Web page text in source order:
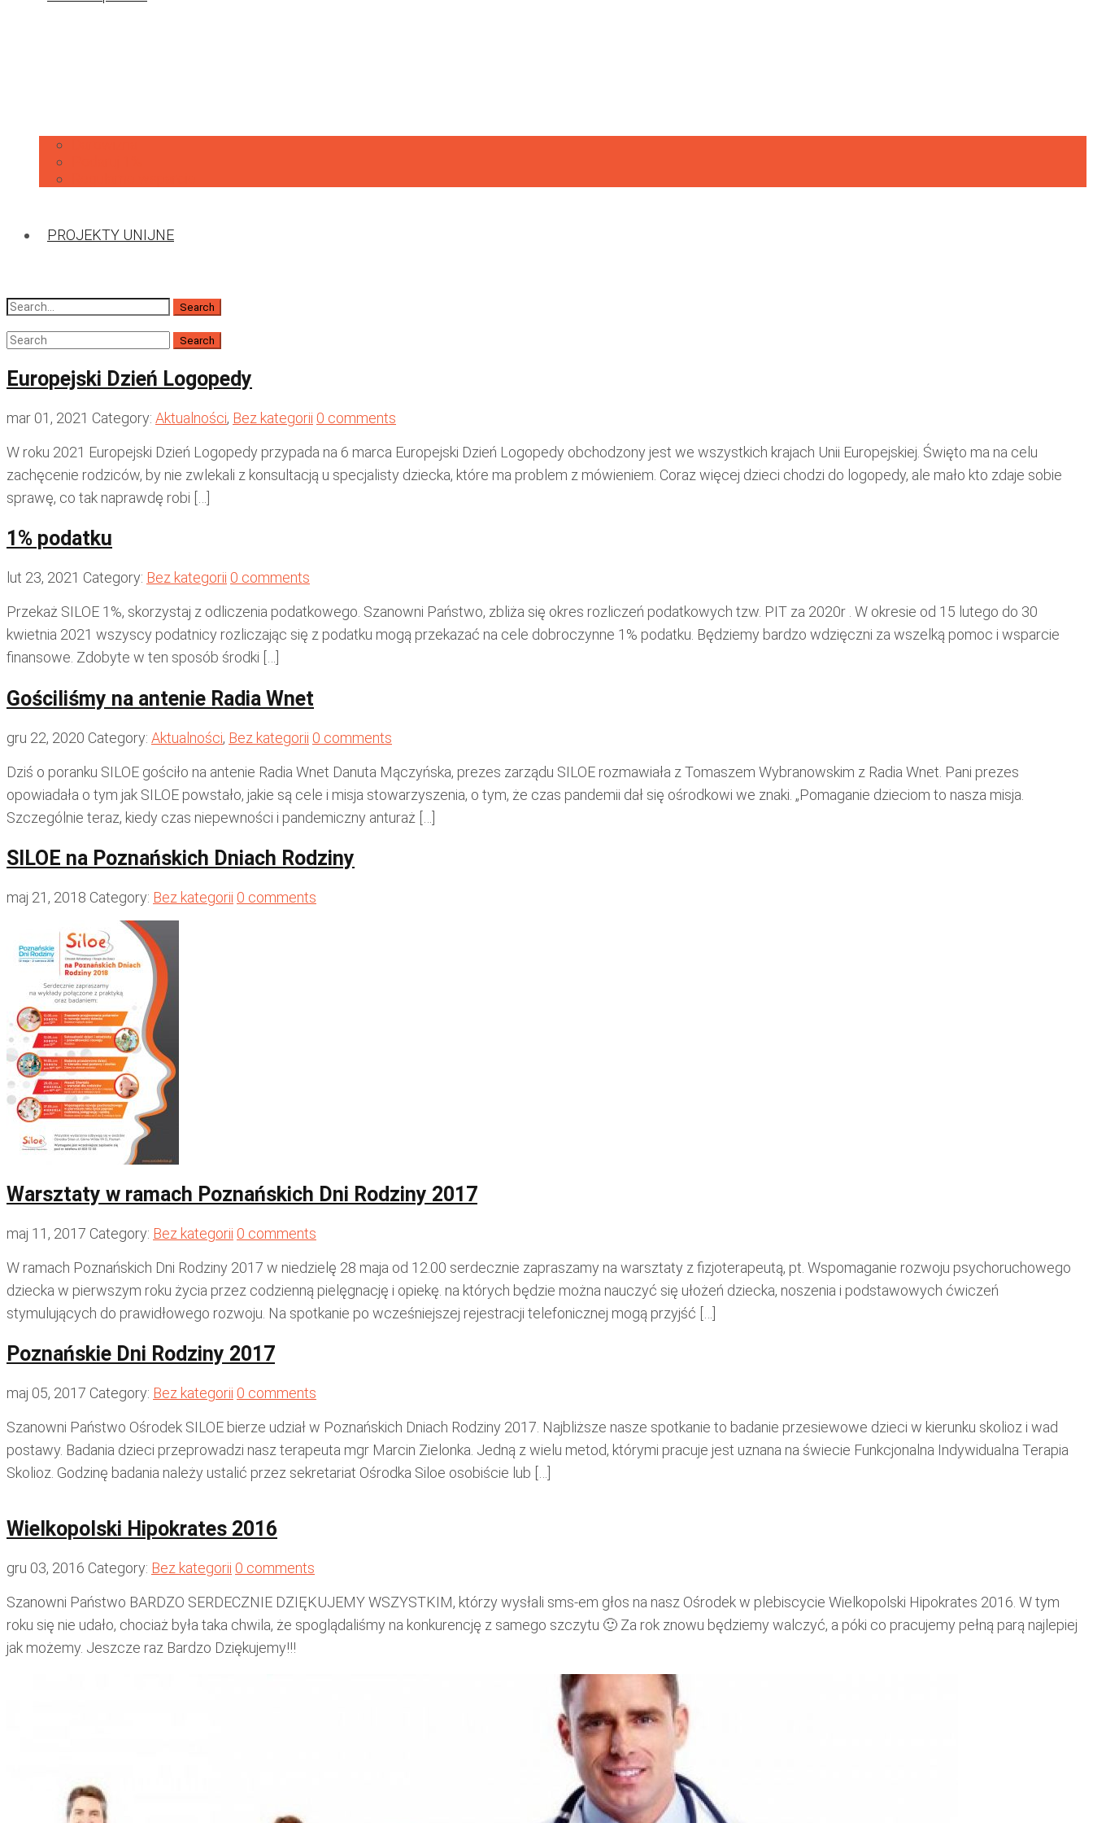
PROJEKTY UNIJNE
Europejski Dzień Logopedy
mar 01, 2021 Category: Aktualności, Bez kategorii 0 comments
W roku 2021 Europejski Dzień Logopedy przypada na 6 marca Europejski Dzień Logopedy obchodzony jest we wszystkich krajach Unii Europejskiej. Święto ma na celu
zachęcenie rodziców, by nie zwlekali z konsultacją u specjalisty dziecka, które ma problem z mówieniem. Coraz więcej dzieci chodzi do logopedy, ale mało kto zdaje sobie
sprawę, co tak naprawdę robi […]
1% podatku
lut 23, 2021 Category: Bez kategorii 0 comments
Przekaż SILOE 1%, skorzystaj z odliczenia podatkowego. Szanowni Państwo, zbliża się okres rozliczeń podatkowych tzw. PIT za 2020r . W okresie od 15 lutego do 30
kwietnia 2021 wszyscy podatnicy rozliczając się z podatku mogą przekazać na cele dobroczynne 1% podatku. Będziemy bardzo wdzięczni za wszelką pomoc i wsparcie
finansowe. Zdobyte w ten sposób środki […]
Gościliśmy na antenie Radia Wnet
gru 22, 2020 Category: Aktualności, Bez kategorii 0 comments
Dziś o poranku SILOE gościło na antenie Radia Wnet Danuta Mączyńska, prezes zarządu SILOE rozmawiała z Tomaszem Wybranowskim z Radia Wnet. Pani prezes
opowiadała o tym jak SILOE powstało, jakie są cele i misja stowarzyszenia, o tym, że czas pandemii dał się ośrodkowi we znaki. „Pomaganie dzieciom to nasza misja.
Szczególnie teraz, kiedy czas niepewności i pandemiczny anturaż […]
SILOE na Poznańskich Dniach Rodziny
maj 21, 2018 Category: Bez kategorii 0 comments
Warsztaty w ramach Poznańskich Dni Rodziny 2017
maj 11, 2017 Category: Bez kategorii 0 comments
W ramach Poznańskich Dni Rodziny 2017 w niedzielę 28 maja od 12.00 serdecznie zapraszamy na warsztaty z fizjoterapeutą, pt. Wspomaganie rozwoju psychoruchowego
dziecka w pierwszym roku życia przez codzienną pielęgnację i opiekę. na których będzie można nauczyć się ułożeń dziecka, noszenia i podstawowych ćwiczeń
stymulujących do prawidłowego rozwoju. Na spotkanie po wcześniejszej rejestracji telefonicznej mogą przyjść […]
Poznańskie Dni Rodziny 2017
maj 05, 2017 Category: Bez kategorii 0 comments
Szanowni Państwo Ośrodek SILOE bierze udział w Poznańskich Dniach Rodziny 2017. Najbliższe nasze spotkanie to badanie przesiewowe dzieci w kierunku skolioz i wad
postawy. Badania dzieci przeprowadzi nasz terapeuta mgr Marcin Zielonka. Jedną z wielu metod, którymi pracuje jest uznana na świecie Funkcjonalna Indywidualna Terapia
Skolioz. Godzinę badania należy ustalić przez sekretariat Ośrodka Siloe osobiście lub […]
Wielkopolski Hipokrates 2016
gru 03, 2016 Category: Bez kategorii 0 comments
Szanowni Państwo BARDZO SERDECZNIE DZIĘKUJEMY WSZYSTKIM, którzy wysłali sms-em głos na nasz Ośrodek w plebiscycie Wielkopolski Hipokrates 2016. W tym
roku się nie udało, chociaż była taka chwila, że spoglądaliśmy na konkurencję z samego szczytu 🙂 Za rok znowu będziemy walczyć, a póki co pracujemy pełną parą najlepiej
jak możemy. Jeszcze raz Bardzo Dziękujemy!!!